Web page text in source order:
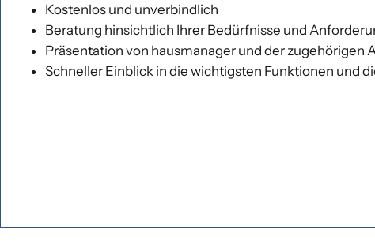
Kostenlos und unverbindlich
Beratung hinsichtlich Ihrer Bedürfnisse und
Präsentation von hausmanager und der zugehörigen
Schneller Einblick in die wichtigsten Funktionen und